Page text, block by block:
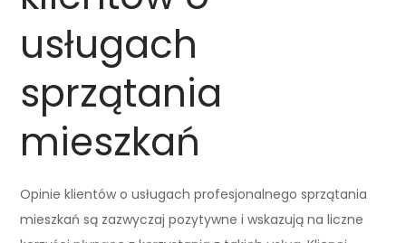
usługach
sprzątania
mieszkań
Opinie klientów o usługach profesjonalnego sprzątania
mieszkań są zazwyczaj pozytywne i wskazują na liczne